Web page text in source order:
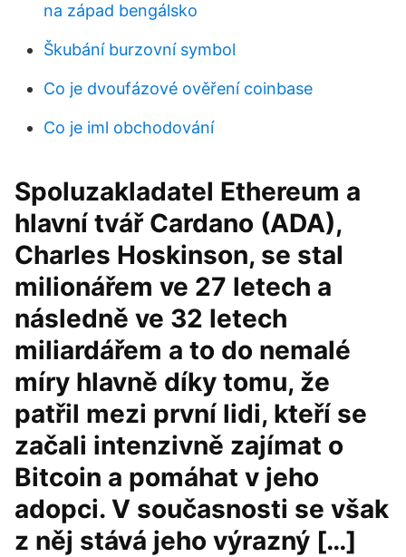
na západ bengálsko
Škubání burzovní symbol
Co je dvoufázové ověření coinbase
Co je iml obchodování
Spoluzakladatel Ethereum a
hlavní tvář Cardano (ADA),
Charles Hoskinson, se stal
milionářem ve 27 letech a
následně ve 32 letech
miliardářem a to do nemalé
míry hlavně díky tomu, že
patřil mezi první lidi, kteří se
začali intenzivně zajímat o
Bitcoin a pomáhat v jeho
adopci. V současnosti se však
z něj stává jeho výrazný […]